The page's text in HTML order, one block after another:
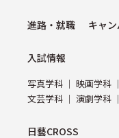
進路・就職 キャ
⼊試情報
写真学科 映画学科
⽂芸学科
演劇学科
日藝CROSS